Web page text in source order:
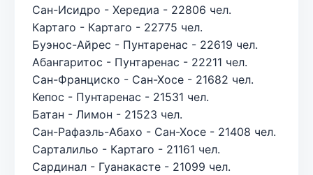
Сан-Исидро - Хередиа - 22806 чел.
Картаго - Картаго - 22775 чел.
Буэнос-Айрес - Пунтаренас - 22619 чел.
Абангаритос - Пунтаренас - 22211 чел.
Сан-Франциско - Сан-Хосе - 21682 чел.
Кепос - Пунтаренас - 21531 чел.
Батан - Лимон - 21523 чел.
Сан-Рафаэль-Абахо - Сан-Хосе - 21408 чел.
Сарталильо - Картаго - 21161 чел.
Сардинал - Гуанакасте - 21099 чел.